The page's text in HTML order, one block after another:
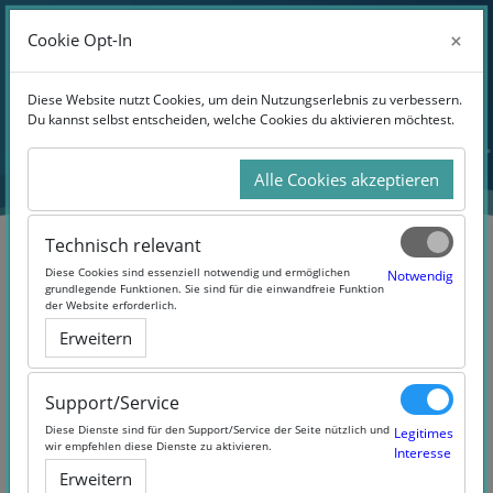
Zum Hauptinhalt
Website-Übersicht
Anmelden
Volleyball-TrainerMOOC #3
(#vobamooc3)
Cookie Opt-In ×
Diese Website nutzt Cookies, um dein Nutzungserlebnis zu verbessern.
Du kannst selbst entscheiden, welche Cookies du aktivieren möchtest.
Alle Cookies akzeptieren
Technisch relevant
Diese Cookies sind essenziell notwendig und ermöglichen
grundlegende Funktionen. Sie sind für die einwandfreie Funktion
der Website erforderlich.
Notwendig
Erweitern
Support/Service
Diese Dienste sind für den Support/Service der Seite nützlich und
wir empfehlen diese Dienste zu aktivieren.
Legitimes
Interesse
Erweitern
Cookie Opt-In ×
Diese Website nutzt Cookies, um dein Nutzungserlebnis zu verbessern.
Du kannst selbst entscheiden, welche Cookies du aktivieren möchtest.
Alle Cookies akzeptieren
Technisch relevant
Diese Cookies sind essenziell notwendig und ermöglichen
grundlegende Funktionen. Sie sind für die einwandfreie Funktion
der Website erforderlich.
Notwendig
Erweitern
Support/Service
Diese Dienste sind für den Support/Service der Seite nützlich und
wir empfehlen diese Dienste zu aktivieren.
Legitimes
Interesse
Erweitern